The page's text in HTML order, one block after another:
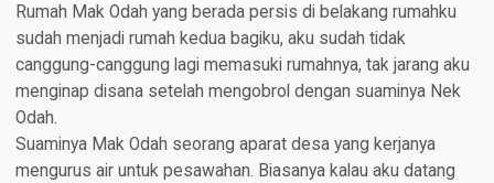
Rumah Mak Odah yang berada persis di belakang rumahku
sudah menjadi rumah kedua bagiku, aku sudah tidak
canggung-canggung lagi memasuki rumahnya, tak jarang aku
menginap disana setelah mengobrol dengan suaminya Nek
Odah.
Suaminya Mak Odah seorang aparat desa yang kerjanya
mengurus air untuk pesawahan. Biasanya kalau aku datang